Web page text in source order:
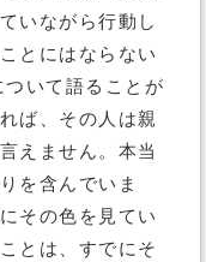
いながら行動し
とにはならない
いて語ることが
ば、その人は親
えません。本当
を含んでいま
その色を見てい
とは、すでにそ